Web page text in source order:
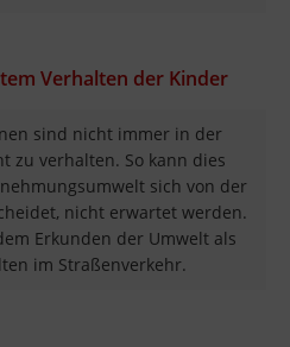
Verhalten der Kinder
sind nicht immer in der
zu verhalten. So kann dies
sich von der
nicht erwartet werden.
Erkunden der Umwelt als
im Straßenverkehr.